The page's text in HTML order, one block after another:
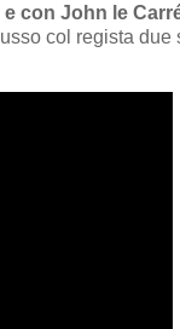
e con John le
col regista due